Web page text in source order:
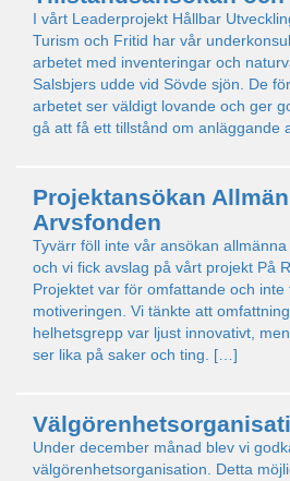
I vårt Leaderprojekt Hållbar
Turism och Fritid har vår
arbetet med inventeringar och
Salsbjers udde vid Sövde sjön. De
arbetet ser väldigt lovande och ger
gå att få ett tillstånd om anläggande
Projektansökan
Arvsfonden
Tyvärr föll inte vår ansökan
och vi fick avslag på vårt projekt På
Projektet var för omfattande och
motiveringen. Vi tänkte att
helhetsgrepp var ljust innovativt,
ser lika på saker och ting. […]
Under december månad blev vi
välgörenhetsorganisation. Detta